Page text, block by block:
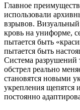
Главное
использовали
взрывов. Визуальный
кровь на униформе,
пытается быть
пытается быть
Система разрушений
обстрел реально
становятся новыми
укрепления щепятся
постоянно